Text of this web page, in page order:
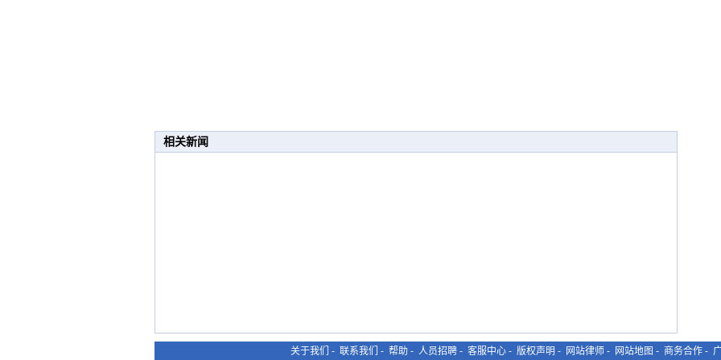
相关新闻
关于我们 - 联系我们 - 帮助 - 人员招聘 - 客服中心 - 版权声明 - 网站律师 - 网站地图 - 商务合作 -